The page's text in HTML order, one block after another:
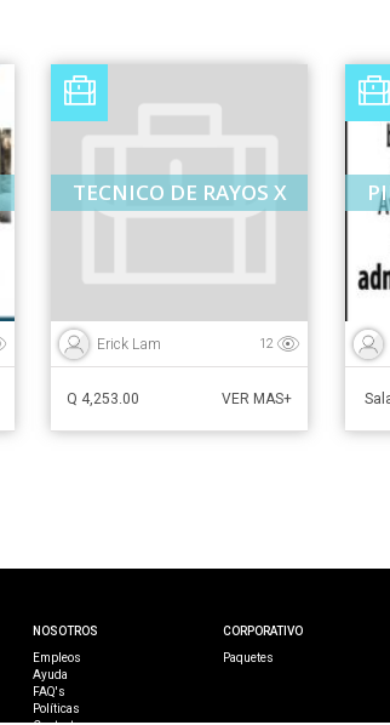
TECNICO DE RAYOS X
Erick Lam 12
Q 4,253.00 VER MAS+
NOSOTROS
Empleos
Ayuda
FAQ's
Políticas
CORPORATIVO
Paquetes